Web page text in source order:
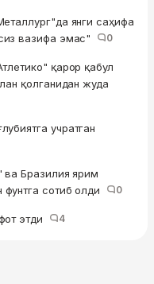
янги саҳифа
вазифа эмас"
0
қарор қабул
қолганидан жуда
учратган
Бразилия ярим
сотиб олди
0
этди 4